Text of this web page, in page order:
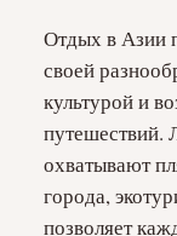
Отдых в Азии
своей
культурой и
путешествий.
охватывают
города,
позволяет